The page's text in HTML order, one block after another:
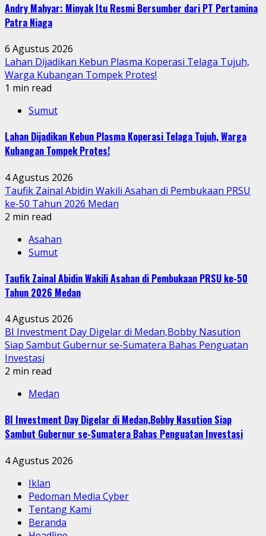
Andry Mahyar: Minyak Itu Resmi Bersumber dari PT Pertamina
Patra Niaga
6 Agustus 2026
Lahan Dijadikan Kebun Plasma Koperasi Telaga Tujuh,
Warga Kubangan Tompek Protes!
1 min read
Sumut
Lahan Dijadikan Kebun Plasma Koperasi Telaga Tujuh, Warga
Kubangan Tompek Protes!
4 Agustus 2026
Taufik Zainal Abidin Wakili Asahan di Pembukaan PRSU
ke-50 Tahun 2026 Medan
2 min read
Asahan
Sumut
Taufik Zainal Abidin Wakili Asahan di Pembukaan PRSU ke-50
Tahun 2026 Medan
4 Agustus 2026
BI Investment Day Digelar di Medan,Bobby Nasution
Siap Sambut Gubernur se-Sumatera Bahas Penguatan
Investasi
2 min read
Medan
BI Investment Day Digelar di Medan,Bobby Nasution Siap
Sambut Gubernur se-Sumatera Bahas Penguatan Investasi
4 Agustus 2026
Iklan
Pedoman Media Cyber
Tentang Kami
Beranda